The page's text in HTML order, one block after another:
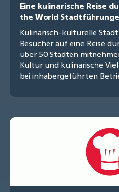
Eine kulinarische Reise
the World
Kulinarisch-kulturelle
Besucher auf eine Reise
über 50 Städten
Kultur und kulinarische
bei inhabergeführten